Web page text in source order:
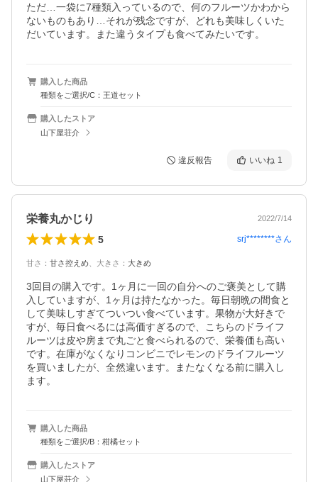
ただ…一袋に7種類入っているので、何のフルーツかわから
ないものもあり…それが残念ですが、どれも美味しくいた
だいています。また違うタイプも食べてみたいです。
購入した商品
種類をご選択/C：王道セット
購入したストア
山下屋荘介
違反報告 いいね 1
栄養丸かじり 2022/7/14
5 srj********さん
甘さ ： 甘さ控えめ 大きさ ： 大きめ
3回目の購入です。1ヶ月に一回の自分へのご褒美として購
入していますが、1ヶ月は持たなかった。毎日朝晩の間食と
して美味しすぎてついつい食べています。果物が大好きで
すが、毎日食べるには高価すぎるので、こちらのドライフ
ルーツは皮や房まで丸ごと食べられるので、栄養価も高い
です。在庫がなくなりコンビニでレモンのドライフルーツ
を買いましたが、全然違います。またなくなる前に購入し
ます。
購入した商品
種類をご選択/B：柑橘セット
購入したストア
山下屋荘介